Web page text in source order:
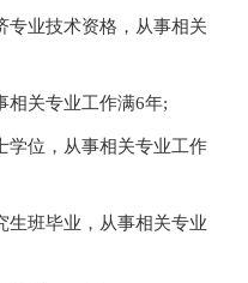
业技术资格，从事相关
关专业工作满6年;
位，从事相关专业工作
班毕业，从事相关专业